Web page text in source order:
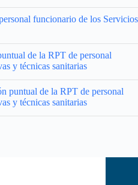
funcionario de los Servicios
de la RPT de personal
y técnicas sanitarias
puntual de la RPT de personal
y técnicas sanitarias